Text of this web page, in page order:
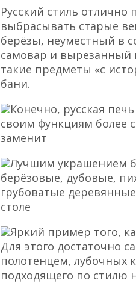
Русский стиль
выбрасывать старые
берёзы, неуместный в
самовар и вырезанный
такие предметы «с
бани.
Конечно, русская
своим функциям более
заменит
Лучшим украшением
берёзовые, дубовые,
грубоватые
столе
Яркий пример того,
Для этого достаточно
полотенцем, лубочных
подходящего по стилю